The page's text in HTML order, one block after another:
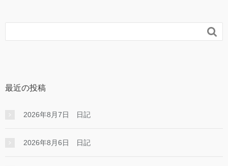

最近の投稿
2026年8月7日 日記
2026年8月6日 日記